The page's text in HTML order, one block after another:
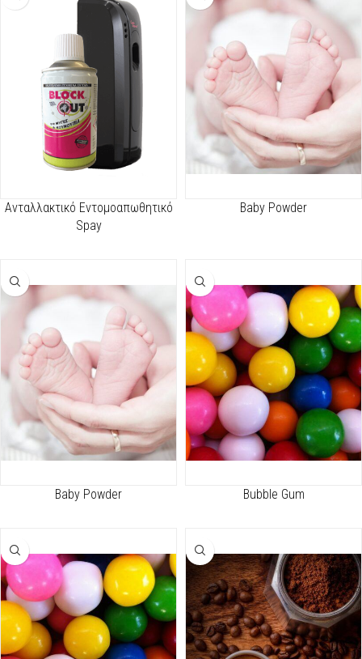
Aνταλλακτικό Εντομοαπωθητικό
Spay
Baby Powder
Baby Powder Bubble Gum